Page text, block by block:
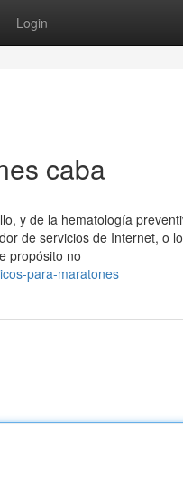
Login
caba
y de la hematología
de servicios de Internet, o
propósito no
para-maratones